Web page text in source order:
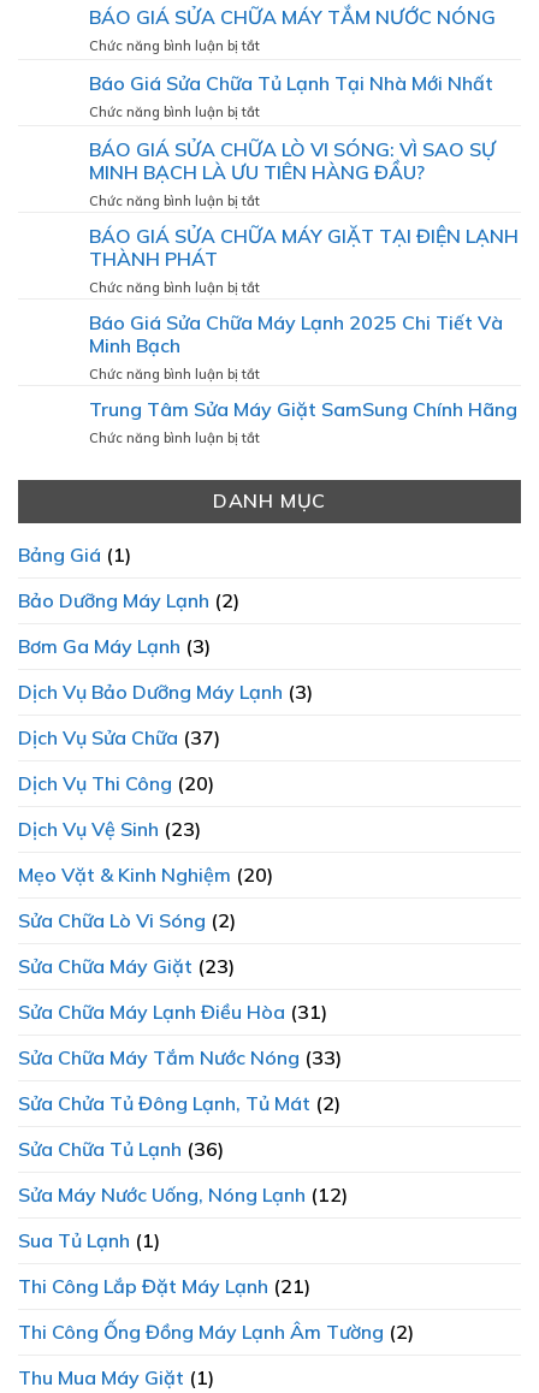
LẠNH
VỆ
MÁY
GIẶT
GIÁ
DỊCH
VỆ
MÁY
LẠNH
BÁO GIÁ SỬA CHỮA MÁY TẮM NƯỚC NÓNG
Chức năng bình luận bị tắtở
GIÁ
SỬA
MÁY
TẮM
NÓNG
Báo Giá Sửa Chữa Tủ Lạnh Tại Nhà Mới Nhất
Chức năng bình luận bị tắtở
Giá
Sửa
Lạnh
Mới
Nhất
BÁO GIÁ SỬA CHỮA LÒ VI SÓNG: VÌ SAO SỰ
MINH BẠCH LÀ ƯU TIÊN HÀNG ĐẦU?
Chức năng bình luận bị tắtở
GIÁ
CHỮA
VI
SAO
SỰ
MINH
BẠCH
TIÊN
HÀNG
BÁO GIÁ SỬA CHỮA MÁY GIẶT TẠI ĐIỆN LẠNH
THÀNH PHÁT
Chức năng bình luận bị tắtở
GIÁ
CHỮA
GIẶT
THÀNH
PHÁT
Báo Giá Sửa Chữa Máy Lạnh 2025 Chi Tiết Và
Minh Bạch
Chức năng bình luận bị tắtở
Giá
Sửa
Lạnh
Trung Tâm Sửa Máy Giặt SamSung Chính Hãng
Chức năng bình luận bị tắtở
Tâm
Sửa
DANH MỤC
Bảng Giá (1)
Bảo Dưỡng Máy Lạnh (2)
Bơm Ga Máy Lạnh (3)
Dịch Vụ Bảo Dưỡng Máy Lạnh (3)
Dịch Vụ Sửa Chữa (37)
Dịch Vụ Thi Công (20)
Dịch Vụ Vệ Sinh (23)
Mẹo Vặt & Kinh Nghiệm (20)
Sửa Chữa Lò Vi Sóng (2)
Sửa Chữa Máy Giặt (23)
Sửa Chữa Máy Lạnh Điều Hòa (31)
Sửa Chữa Máy Tắm Nước Nóng (33)
Sửa Chửa Tủ Đông Lạnh, Tủ Mát (2)
Sửa Chữa Tủ Lạnh (36)
Sửa Máy Nước Uống, Nóng Lạnh (12)
Sua Tủ Lạnh (1)
Thi Công Lắp Đặt Máy Lạnh (21)
Thi Công Ống Đồng Máy Lạnh Âm Tường (2)
Thu Mua Máy Giặt (1)